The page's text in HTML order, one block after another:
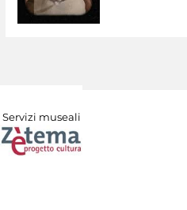
Servizi museali